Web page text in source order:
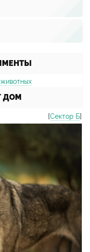
ДОМ
[Сектор Б]